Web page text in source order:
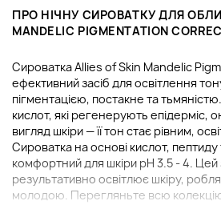
ПРО НІЧНУ СИРОВАТКУ ДЛЯ
MANDELIC PIGMENTATION
Сироватка Allies of Skin Mandelic
ефективний засіб для освітлення
пігментацією, постакне та
кислот, які регенерують епідерміс,
вигляд шкіри — її тон стає рівним,
Сироватка на основі кислот,
комфортний для шкіри pH 3.5 - 4. Цей
результативно освітлює шкіру,
молодою. Перегляньте всю